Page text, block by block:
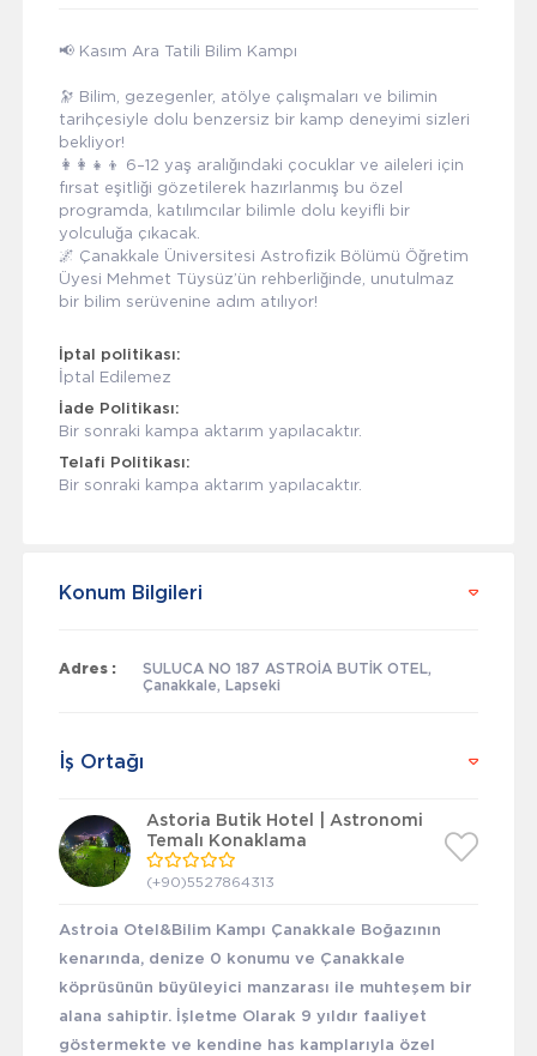
📢 Kasım Ara Tatili Bilim Kampı
🔭 Bilim, gezegenler, atölye çalışmaları ve bilimin
tarihçesiyle dolu benzersiz bir kamp deneyimi sizleri
bekliyor!
👩‍👩‍👧‍👦 6–12 yaş aralığındaki çocuklar ve aileleri için
fırsat eşitliği gözetilerek hazırlanmış bu özel
programda, katılımcılar bilimle dolu keyifli bir
yolculuğa çıkacak.
🌌 Çanakkale Üniversitesi Astrofizik Bölümü Öğretim
Üyesi Mehmet Tüysüz’ün rehberliğinde, unutulmaz
bir bilim serüvenine adım atılıyor!
İptal politikası:
İptal Edilemez
İade Politikası:
Bir sonraki kampa aktarım yapılacaktır.
Telafi Politikası:
Bir sonraki kampa aktarım yapılacaktır.
Konum Bilgileri
Adres :
SULUCA NO 187 ASTROİA BUTİK OTEL,
Çanakkale, Lapseki
İş Ortağı
Astoria Butik Hotel | Astronomi
Temalı Konaklama
(+90)5527864313
Astroia Otel&Bilim Kampı Çanakkale Boğazının
kenarında, denize 0 konumu ve Çanakkale
köprüsünün büyüleyici manzarası ile muhteşem bir
alana sahiptir. İşletme Olarak 9 yıldır faaliyet
göstermekte ve kendine has kamplarıyla özel